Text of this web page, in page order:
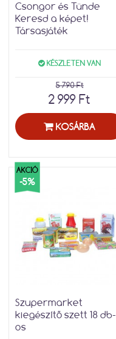
Csongor és Tünde
Keresd a képet!
Társasjáték
KÉSZLETEN VAN
5 790 Ft
2 999 Ft
KOSÁRBA
AKCIÓ
-5%
Szupermarket
kiegészítő szett 18 db-
os